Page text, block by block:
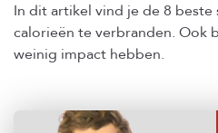
In dit artikel vind je de 8
calorieën te verbranden. Ook
weinig impact hebben.